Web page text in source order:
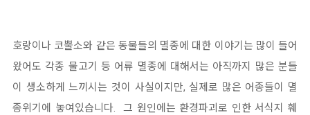
호랑이나 코뿔소와 같은 동물들의 멸종에 대한 이야기는 많이 들어
왔어도 각종 물고기 등 어류 멸종에 대해서는 아직까지 많은 분들
이 생소하게 느끼시는 것이 사실이지만, 실제로 많은 어종들이 멸
종위기에 놓여있습니다. 그 원인에는 환경파괴로 인한 서식지 훼